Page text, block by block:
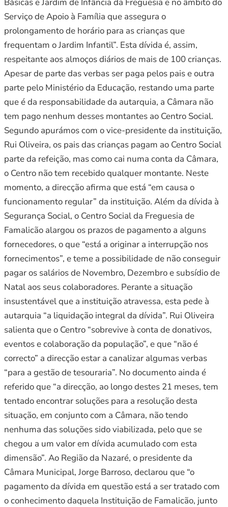
Serviço de Apoio à Família que assegura o
prolongamento de horário para as crianças que
frequentam o Jardim Infantil”. Esta dívida é, assim,
respeitante aos almoços diários de mais de 100 crianças.
Apesar de parte das verbas ser paga pelos pais e outra
parte pelo Ministério da Educação, restando uma parte
que é da responsabilidade da autarquia, a Câmara não
tem pago nenhum desses montantes ao Centro Social.
Segundo apurámos com o vice-presidente da instituição,
Rui Oliveira, os pais das crianças pagam ao Centro Social
parte da refeição, mas como cai numa conta da Câmara,
o Centro não tem recebido qualquer montante. Neste
momento, a direcção afirma que está “em causa o
funcionamento regular” da instituição. Além da dívida à
Segurança Social, o Centro Social da Freguesia de
Famalicão alargou os prazos de pagamento a alguns
fornecedores, o que “está a originar a interrupção nos
fornecimentos”, e teme a possibilidade de não conseguir
pagar os salários de Novembro, Dezembro e subsídio de
Natal aos seus colaboradores. Perante a situação
insustentável que a instituição atravessa, esta pede à
autarquia “a liquidação integral da dívida”. Rui Oliveira
salienta que o Centro “sobrevive à conta de donativos,
eventos e colaboração da população”, e que “não é
correcto” a direcção estar a canalizar algumas verbas
“para a gestão de tesouraria”. No documento ainda é
referido que “a direcção, ao longo destes 21 meses, tem
tentado encontrar soluções para a resolução desta
situação, em conjunto com a Câmara, não tendo
nenhuma das soluções sido viabilizada, pelo que se
chegou a um valor em dívida acumulado com esta
dimensão”. Ao Região da Nazaré, o presidente da
Câmara Municipal, Jorge Barroso, declarou que “o
pagamento da dívida em questão está a ser tratado com
o conhecimento daquela Instituição de Famalicão, junto